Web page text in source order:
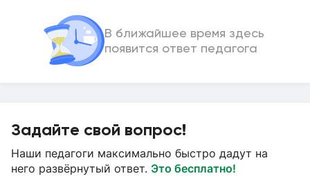
В ближайшее время здесь
появится ответ педагога
Задайте свой вопрос!
Наши педагоги максимально быстро дадут на
него развёрнутый ответ. Это бесплатно!